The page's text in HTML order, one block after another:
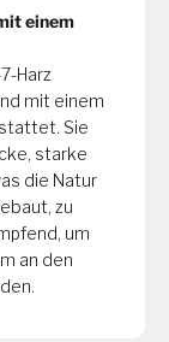
einem
Harz
mit einem
Sie
starke
die Natur
zu
um
an den